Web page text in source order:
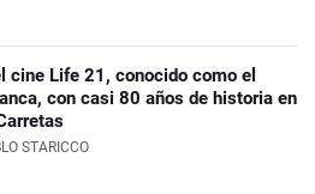
cine Life 21, conocido como el
con casi 80 años de historia en
STARICCO